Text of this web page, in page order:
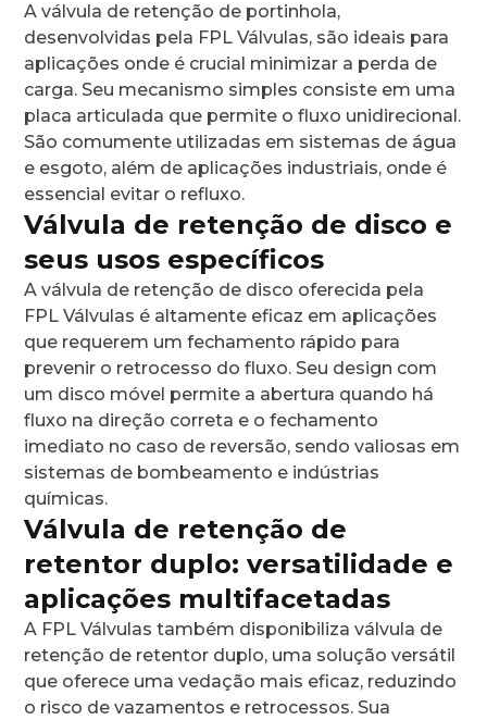
A válvula de retenção de portinhola,
desenvolvidas pela FPL Válvulas, são ideais para
aplicações onde é crucial minimizar a perda de
carga. Seu mecanismo simples consiste em uma
placa articulada que permite o fluxo unidirecional.
São comumente utilizadas em sistemas de água
e esgoto, além de aplicações industriais, onde é
essencial evitar o refluxo.
Válvula de retenção de disco e
seus usos específicos
A válvula de retenção de disco oferecida pela
FPL Válvulas é altamente eficaz em aplicações
que requerem um fechamento rápido para
prevenir o retrocesso do fluxo. Seu design com
um disco móvel permite a abertura quando há
fluxo na direção correta e o fechamento
imediato no caso de reversão, sendo valiosas em
sistemas de bombeamento e indústrias
químicas.
Válvula de retenção de
retentor duplo: versatilidade e
aplicações multifacetadas
A FPL Válvulas também disponibiliza válvula de
retenção de retentor duplo, uma solução versátil
que oferece uma vedação mais eficaz, reduzindo
o risco de vazamentos e retrocessos. Sua